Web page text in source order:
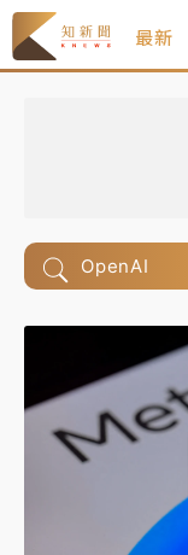
最新
OpenAI